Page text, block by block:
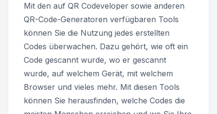
Mit den auf QR Codeveloper sowie anderen
QR-Code-Generatoren verfügbaren Tools
können Sie die Nutzung jedes erstellten
Codes überwachen. Dazu gehört, wie oft ein
Code gescannt wurde, wo er gescannt
wurde, auf welchem Gerät, mit welchem
Browser und vieles mehr. Mit diesen Tools
können Sie herausfinden, welche Codes die